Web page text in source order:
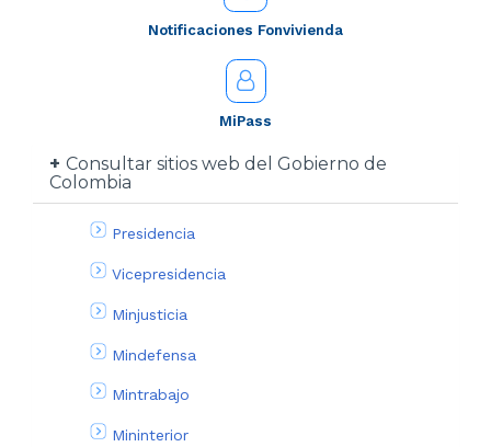
Notificaciones Fonvivienda
MiPass
Consultar sitios web del Gobierno de
Colombia
Presidencia
Vicepresidencia
Minjusticia
Mindefensa
Mintrabajo
Mininterior